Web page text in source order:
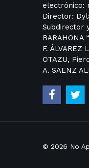
electrónico:
Director:
Subdirector
F. ÁLVAREZ
OTAZU,
A. SAENZ
© 2026 No